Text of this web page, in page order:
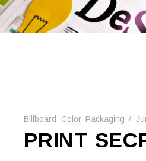
Billboard , Color, Packaging
PRINT